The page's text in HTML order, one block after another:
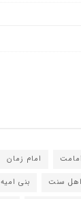
امامت امام زمان
اهل سنت
بنی امیه